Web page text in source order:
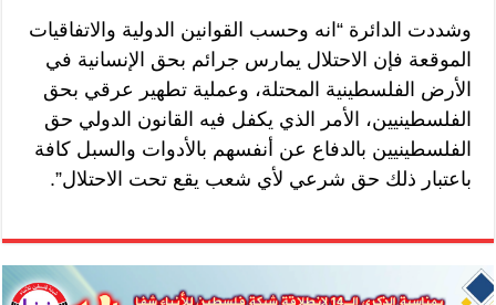
وشددت الدائرة “انه وحسب القوانين الدولية والاتفاقيات
الموقعة فإن الاحتلال يمارس جرائم بحق الإنسانية في
الأرض الفلسطينية المحتلة، وعملية تطهير عرقي بحق
الفلسطينيين، الأمر الذي يكفل فيه القانون الدولي حق
الفلسطينيين بالدفاع عن أنفسهم بالأدوات والسبل كافة
باعتبار ذلك حق شرعي لأي شعب يقع تحت الاحتلال”.